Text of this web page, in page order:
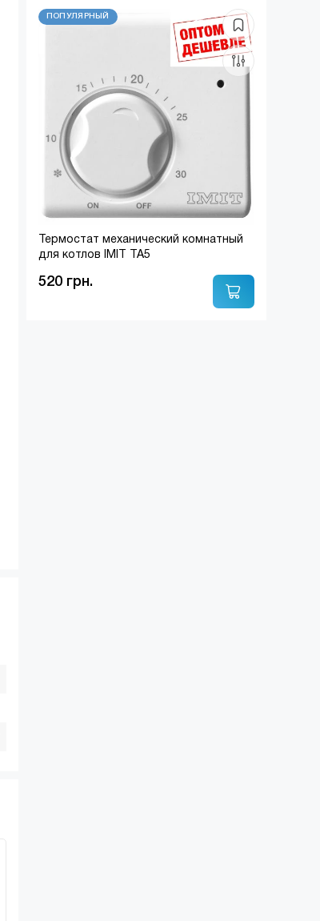
ПОПУЛЯРНЫЙ
Термостат механический комнатный
для котлов IMIT TA5
520 грн.